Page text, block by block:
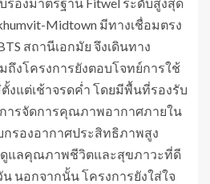
Midtown มีทางเชื่อมตรง
สถานีเอกมัย จึงเดินทาง
ถึงโครงการยังตอบโจทย์การใช้
แต่เช้าจรดค่ำ โดยมีพื้นที่รองรับ
ารจัดการคุณภาพอากาศภายใน
กรองอากาศประสิทธิภาพสูง
ดูแลคุณภาพชีวิตและสุขภาวะที่ดี
นอกจากนั้น โครงการยังใส่ใจ